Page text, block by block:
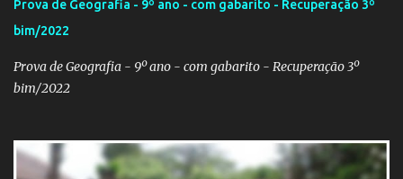
achar a bandeira correta, com a resolução adequada... a maior
função. Eu sei porque já precisei fazer isso. Como deixei os
arquivos armazenados em cas...
Prova de Geografia - 9º ano - com gabarito - Recuperação 3º
bim/2022
Prova de Geografia - 9º ano - com gabarito - Recuperação 3º
bim/2022